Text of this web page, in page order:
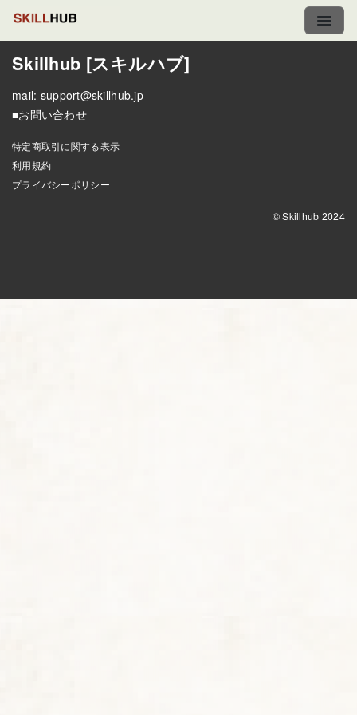
Skillhub [スキルハブ]
mail: support@skillhub.jp
■お問い合わせ
特定商取引に関する表示
利用規約
プライバシーポリシー
© Skillhub 2024